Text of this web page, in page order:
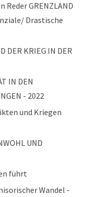
Reder GRENZLAND
Drastische
DER KRIEG IN DER
IN DEN
- 2022
und Kriegen
UND
führt
Wandel -